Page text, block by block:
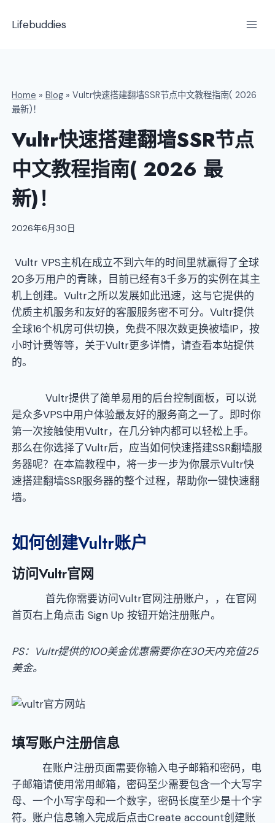
Lifebuddies
Home »Blog »Vultr快速搭建翻墙SSR节点中文教程指南( 2026
最新)！
Vultr快速搭建翻墙SSR节点
中文教程指南( 2026 最
新)！
2026年6月30日
Vultr VPS主机在成立不到六年的时间里就赢得了全球
20多万用户的青睐，目前已经有3千多万的实例在其主
机上创建。Vultr之所以发展如此迅速，这与它提供的
优质主机服务和友好的客服服务密不可分。Vultr提供
全球16个机房可供切换，免费不限次数更换被墙IP，按
小时计费等等，关于Vultr更多详情，请查看本站提供
的。
Vultr提供了简单易用的后台控制面板，可以说
是众多VPS中用户体验最友好的服务商之一了。即时你
第一次接触使用Vultr，在几分钟内都可以轻松上手。
那么在你选择了Vultr后，应当如何快速搭建SSR翻墙服
务器呢？在本篇教程中，将一步一步为你展示Vultr快
速搭建翻墙SSR服务器的整个过程，帮助你一键快速翻
墙。
如何创建Vultr账户
访问Vultr官网
首先你需要访问Vultr官网注册账户，，在官网
首页右上角点击 Sign Up 按钮开始注册账户。
PS：Vultr提供的100美金优惠需要你在30天内充值25
美金。
填写账户注册信息
在账户注册页面需要你输入电子邮箱和密码，电
子邮箱请使用常用邮箱，密码至少需要包含一个大写字
母、一个小写字母和一个数字，密码长度至少是十个字
符。账户信息输入完成后点击Create account创建账